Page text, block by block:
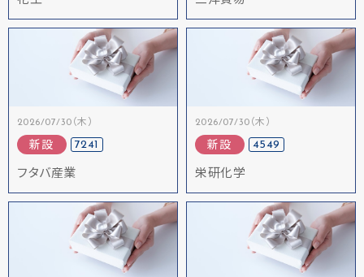
2026/07/30（木）
新設 7241
フタバ産業
2026/07/30（木）
新設 4549
栄研化学